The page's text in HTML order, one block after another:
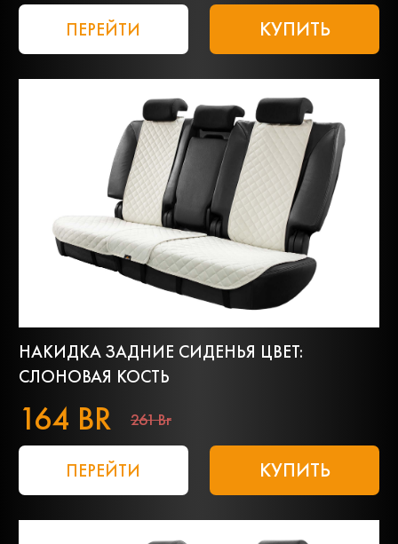
ПЕРЕЙТИ КУПИТЬ
НАКИДКА ЗАДНИЕ СИДЕНЬЯ ЦВЕТ:
СЛОНОВАЯ КОСТЬ
164 BR 261 Br
ПЕРЕЙТИ КУПИТЬ